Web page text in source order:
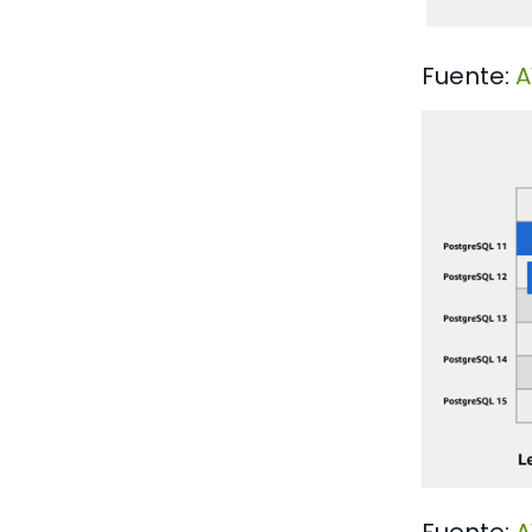
Fuente: